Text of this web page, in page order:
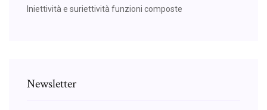
Iniettività e suriettività funzioni composte
Newsletter